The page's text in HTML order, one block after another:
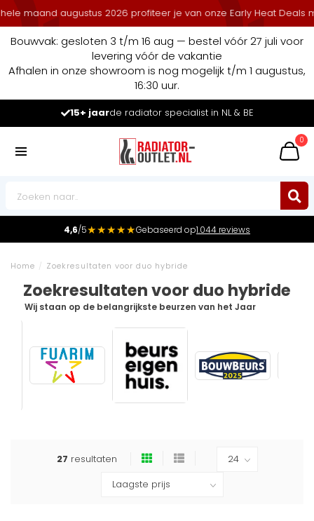
augustus 2026 profiteer je van onze Early Heat Deals met
Bouwvak: gesloten 3 t/m 16 aug — bestel vóór 27 juli voor
levering vóór de vakantie
Afhalen in onze showroom is nog mogelijk t/m 1 augustus,
16:30 uur.
Marktleiderin radiatoren in de Benelux
0
4,6/5★★★★★Gebaseerd op1.044 reviews
Home / Zoekresultaten voor duo hybride
Zoekresultaten voor duo hybride
Wij staan op de belangrijkste beurzen van het Jaar
27 resultaten